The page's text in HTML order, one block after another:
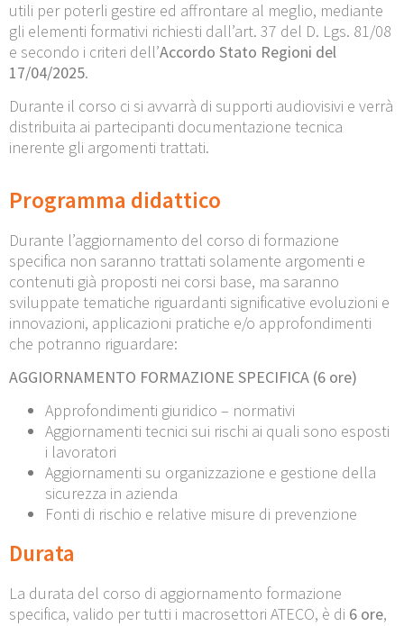
utili per poterli gestire ed affrontare al meglio, mediante
gli elementi formativi richiesti dall’art. 37 del D. Lgs. 81/08
e secondo i criteri dell’Accordo Stato Regioni del
17/04/2025.
Durante il corso ci si avvarrà di supporti audiovisivi e verrà
distribuita ai partecipanti documentazione tecnica
inerente gli argomenti trattati.
Programma didattico
Durante l’aggiornamento del corso di formazione
specifica non saranno trattati solamente argomenti e
contenuti già proposti nei corsi base, ma saranno
sviluppate tematiche riguardanti significative evoluzioni e
innovazioni, applicazioni pratiche e/o approfondimenti
che potranno riguardare:
AGGIORNAMENTO FORMAZIONE SPECIFICA (6 ore)
Approfondimenti giuridico – normativi
Aggiornamenti tecnici sui rischi ai quali sono esposti
i lavoratori
Aggiornamenti su organizzazione e gestione della
sicurezza in azienda
Fonti di rischio e relative misure di prevenzione
Durata
La durata del corso di aggiornamento formazione
specifica, valido per tutti i macrosettori ATECO, è di 6 ore,